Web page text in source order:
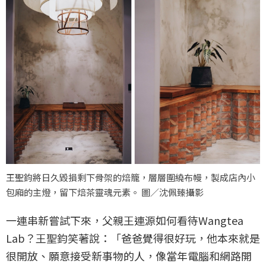
王聖鈞將日久毀損剩下骨架的焙籠，層層圍繞布幔，製成店內小
包廂的主燈，留下焙茶靈魂元素。 圖／沈佩臻攝影
一連串新嘗試下來，父親王連源如何看待Wangtea
Lab？王聖鈞笑著說：「爸爸覺得很好玩，他本來就是
很開放、願意接受新事物的人，像當年電腦和網路開